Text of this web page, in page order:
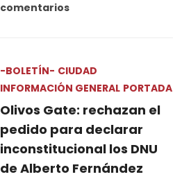
comentarios
-BOLETÍN- CIUDAD
INFORMACIÓN GENERAL PORTADA
Olivos Gate: rechazan el
pedido para declarar
inconstitucional los DNU
de Alberto Fernández